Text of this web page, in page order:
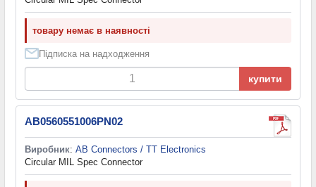
товару немає в наявності
Підписка на надходження
купити
AB0560551006PN02
Виробник: AB Connectors / TT Electronics
Circular MIL Spec Connector